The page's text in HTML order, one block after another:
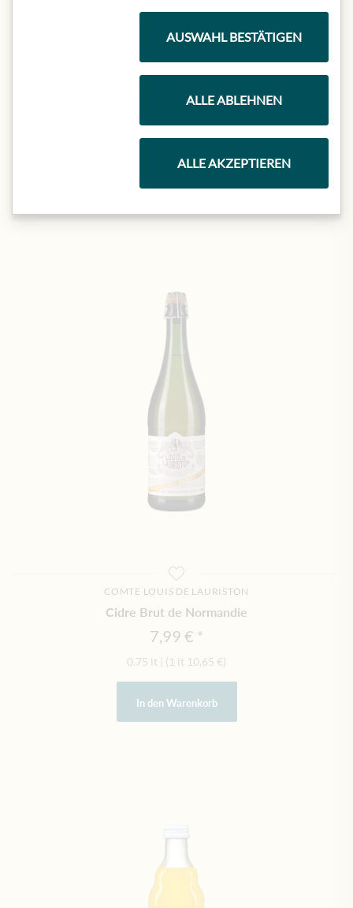
MAISON RIÈME
La Mortuacienne Grapefruit Lemonade
8,99 €
1 lt|(1 lt8,99 €)
In den Warenkorb
COMTE LOUIS DE LAURISTON
Cidre Brut de Normandie
7,99 €
0.75 lt (1 lt 10,65 €)
In den Warenkorb
AUSWAHL BESTÄTIGEN
ALLE ABLEHNEN
ALLE AKZEPTIEREN